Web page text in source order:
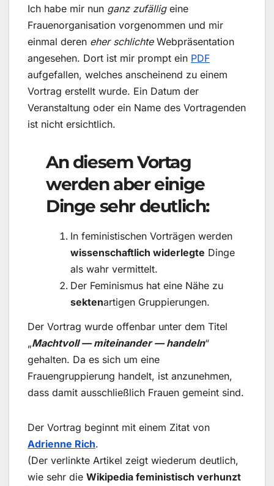
Ich habe mir nun ganz zufälligeine
Frauenorganisation vorgenommen und mir
einmal deren eher schlichteWebpräsentation
angesehen. Dort ist mir prompt ein PDF
aufgefallen, welches anscheinend zu einem
Vortrag erstellt wurde. Ein Datum der
Veranstaltung oder ein Name des Vortragenden
ist nicht ersichtlich.
An diesem Vortag
werden aber einige
Dinge sehr deutlich:
In feministischen Vorträgen werden
wissenschaftlich widerlegte Dinge
als wahr vermittelt.
Der Feminismus hat eine Nähe zu
sektenartigen Gruppierungen.
Der Vortrag wurde offenbar unter dem Titel
„Machtvoll — miteinander — handeln“
gehalten. Da es sich um eine
Frauengruppierung handelt, ist anzunehmen,
dass damit ausschließlich Frauen gemeint sind.
Der Vortrag beginnt mit einem Zitat von
Adrienne Rich.
(Der verlinkte Artikel zeigt wiederum deutlich,
wie sehr die Wikipedia feministisch verhunzt